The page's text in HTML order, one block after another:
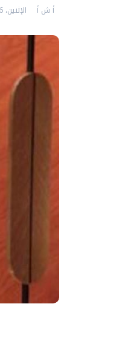
أ ش أ الإثنين، 06 ابريل 2026 06:05 م